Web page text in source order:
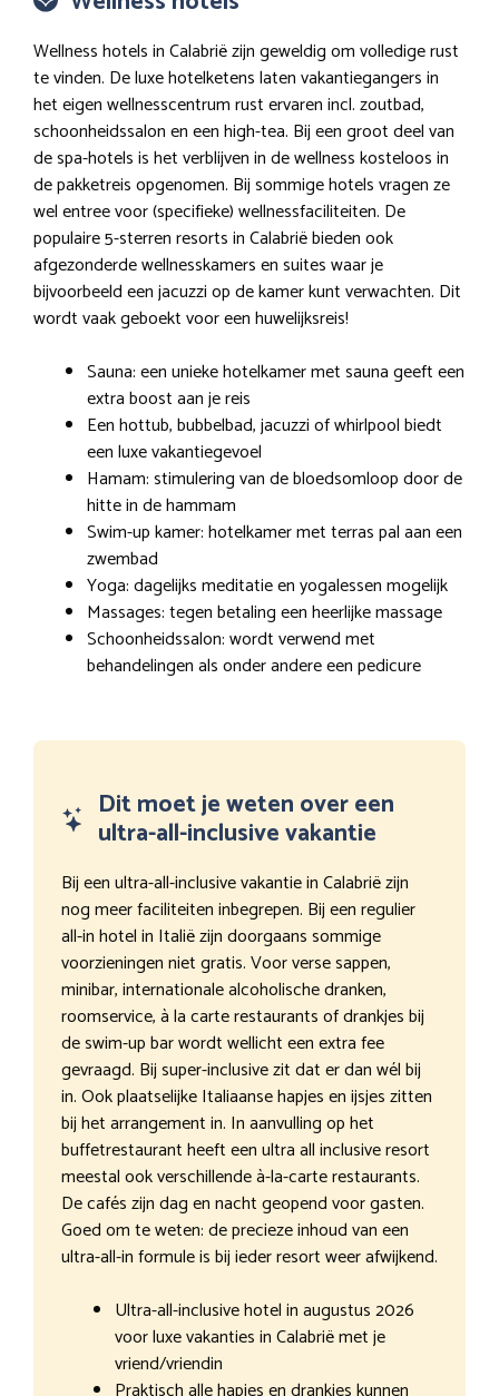
Wellness hotels in Calabrië zijn geweldig om volledige rust
te vinden. De luxe hotelketens laten vakantiegangers in
het eigen wellnesscentrum rust ervaren incl. zoutbad,
schoonheidssalon en een high-tea. Bij een groot deel van
de spa-hotels is het verblijven in de wellness kosteloos in
de pakketreis opgenomen. Bij sommige hotels vragen ze
wel entree voor (specifieke) wellnessfaciliteiten. De
populaire 5-sterren resorts in Calabrië bieden ook
afgezonderde wellnesskamers en suites waar je
bijvoorbeeld een jacuzzi op de kamer kunt verwachten. Dit
wordt vaak geboekt voor een huwelijksreis!
Sauna: een unieke hotelkamer met sauna geeft een
extra boost aan je reis
Een hottub, bubbelbad, jacuzzi of whirlpool biedt
een luxe vakantiegevoel
Hamam: stimulering van de bloedsomloop door de
hitte in de hammam
Swim-up kamer: hotelkamer met terras pal aan een
zwembad
Yoga: dagelijks meditatie en yogalessen mogelijk
Massages: tegen betaling een heerlijke massage
Schoonheidssalon: wordt verwend met
behandelingen als onder andere een pedicure
Dit moet je weten over een
ultra-all-inclusive vakantie
Bij een ultra-all-inclusive vakantie in Calabrië zijn
nog meer faciliteiten inbegrepen. Bij een regulier
all-in hotel in Italië zijn doorgaans sommige
voorzieningen niet gratis. Voor verse sappen,
minibar, internationale alcoholische dranken,
roomservice, à la carte restaurants of drankjes bij
de swim-up bar wordt wellicht een extra fee
gevraagd. Bij super-inclusive zit dat er dan wél bij
in. Ook plaatselijke Italiaanse hapjes en ijsjes zitten
bij het arrangement in. In aanvulling op het
buffetrestaurant heeft een ultra all inclusive resort
meestal ook verschillende à-la-carte restaurants.
De cafés zijn dag en nacht geopend voor gasten.
Goed om te weten: de precieze inhoud van een
ultra-all-in formule is bij ieder resort weer afwijkend.
Ultra-all-inclusive hotel in augustus 2026
voor luxe vakanties in Calabrië met je
vriend/vriendin